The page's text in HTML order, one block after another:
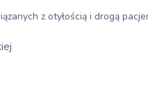
z otyłością i drogą